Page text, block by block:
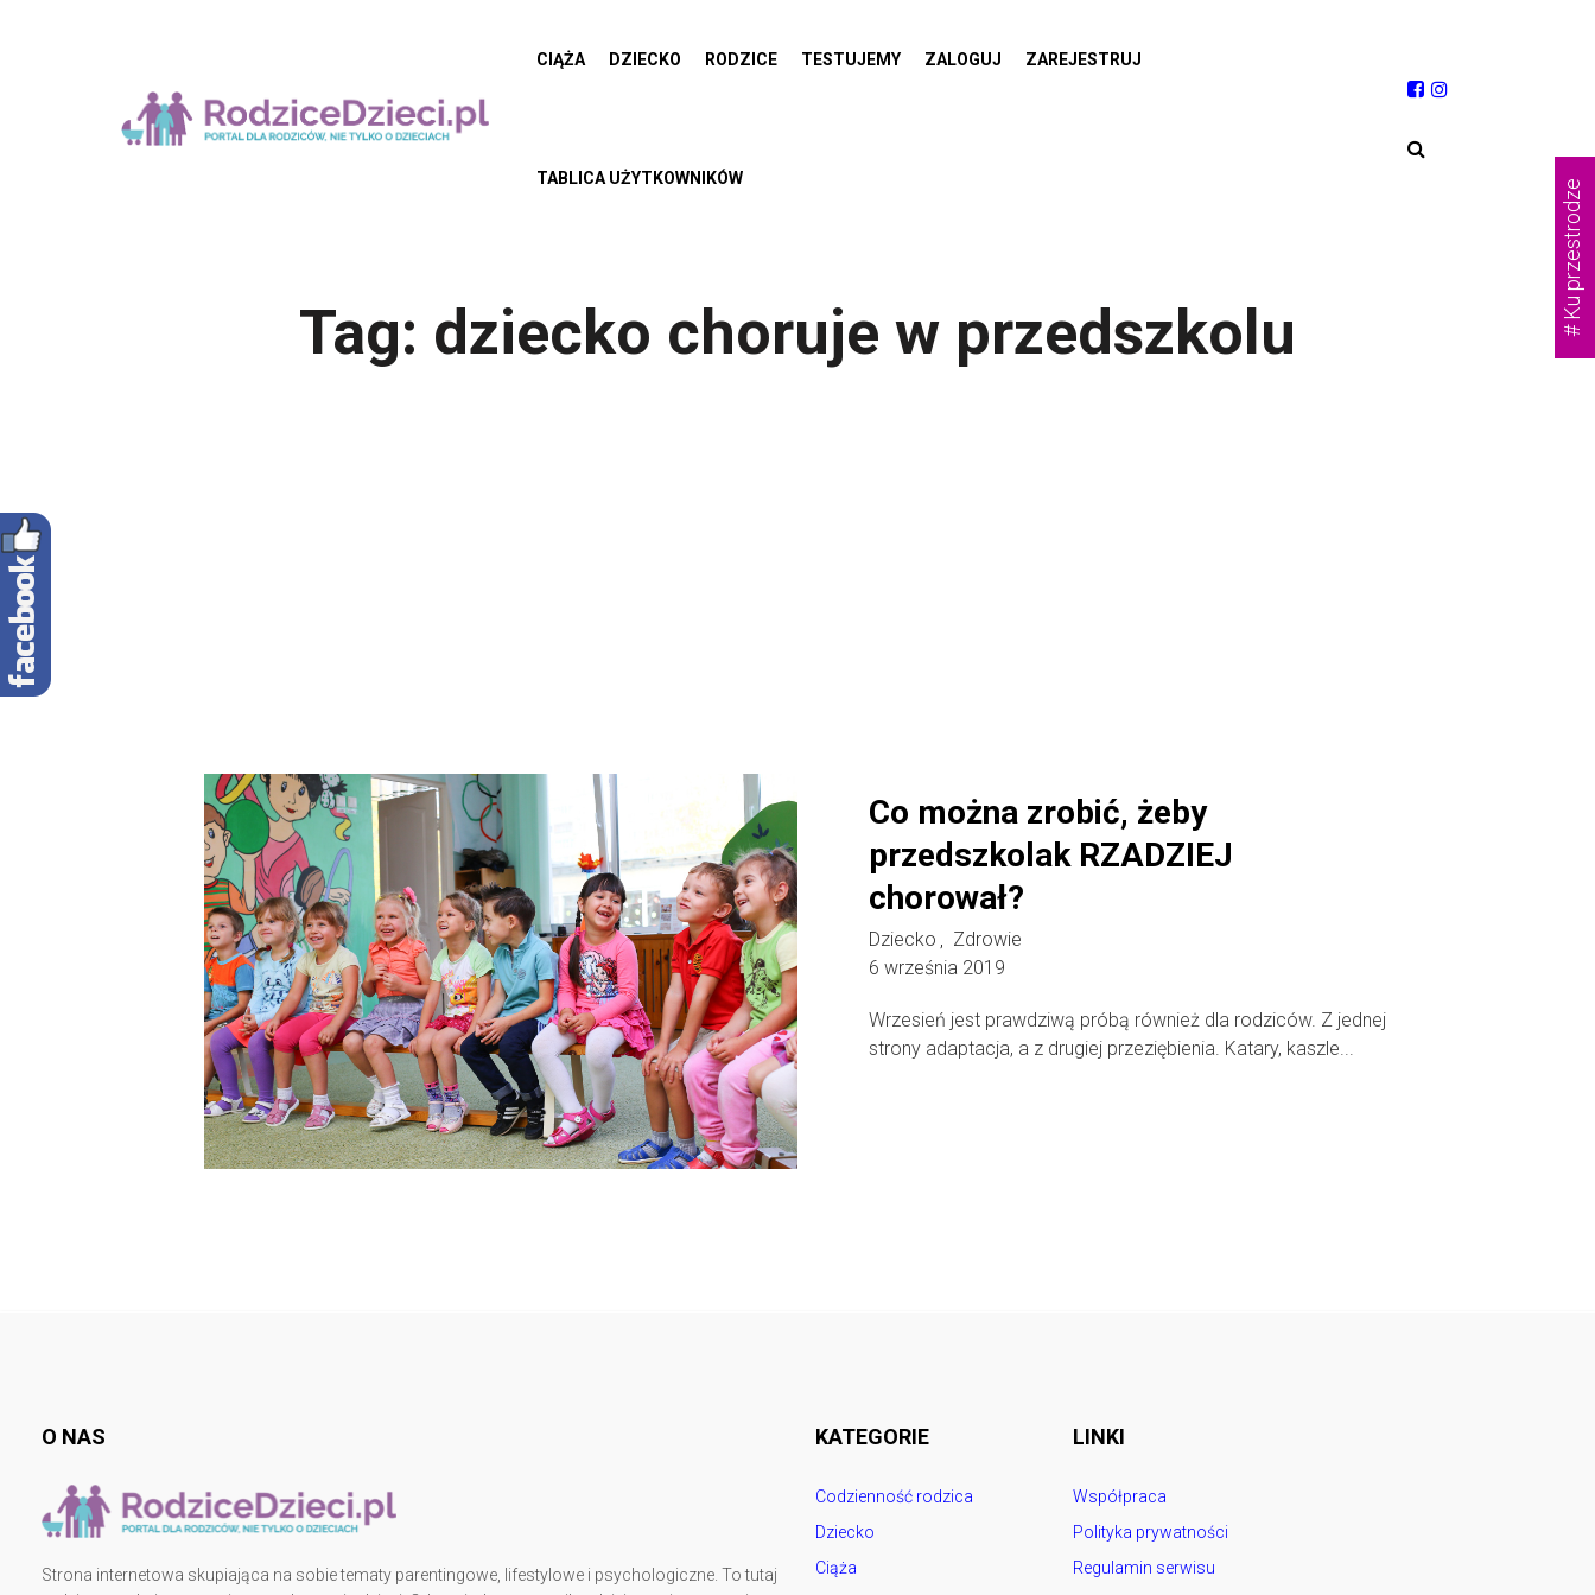
CIĄŻA DZIECKO RODZICE TESTUJEMY ZALOGUJ ZAREJESTRUJ
TABLICA UŻYTKOWNIKÓW
Tag: dziecko choruje w przedszkolu
Co można zrobić, żeby
przedszkolak RZADZIEJ
chorował?
Dziecko
Zdrowie
6 września 2019
Wrzesień jest prawdziwą próbą również dla rodziców. Z jednej
strony adaptacja, a z drugiej przeziębienia. Katary, kaszle...
O NAS
Strona internetowa skupiająca na sobie tematy parentingowe, lifestylowe i psychologiczne. To tutaj
KATEGORIE
Codzienność rodzica
Dziecko
Ciąża
LINKI
Współpraca
Polityka prywatności
Regulamin serwisu
# Ku przestrodze